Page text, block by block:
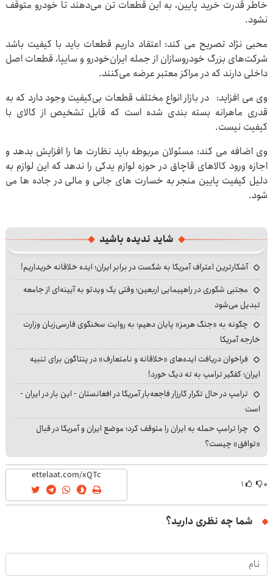
خاطر قدرت خرید پایین، به این قطعات تن می‌دهند تا خودرو متوقف
نشود.
محبی نژاد تصریح می کند: اعتقاد داریم قطعات باید با کیفیت باشد
شرکت‌های بزرگ خودروسازان از جمله ایران‌خودرو و سایپا، قطعات اصل
داخلی دارند که در مراکز معتبر عرضه می‌کنند.
وی می افزاید: در بازار انواع مختلف قطعات بی‌کیفیت وجود دارد که به
قدری ماهرانه بسته بندی شده است که قابل تشخیص از کالای با
کیفیت نیست.
وی اضافه می کند: مسئولان مربوطه باید نظارت ها را افزایش بدهد و
اجازه ورود کالاهای قاچاق در حوزه لوازم یدکی را ندهد که این لوازم به
دلیل کیفیت پایین منجر به خسارت های جانی و مالی در جاده ها می
شود.
شاید ندیده باشید
آشکارترین اعتراف آمریکا به شکست در برابر ایران؛ ایده خلاقانه خریداریم!
مجتبی شکوری در راهپیمایی اربعین؛ وقتی یک ویدئو به آیینه‌ای از جامعه
تبدیل می‌شود
چگونه به «جنگ هرمز» پایان دهیم؛ به روایت سخنگوی فارسی‌زبان وزارت
خارجه آمریکا
فراخوان دریافت ایده‌های «خلاقانه و نامتعارف» در پنتاگون برای تنبیه
ایران؛ کفگیر ترامپ به ته دیگ خورد!
ترامپ در حال تکرار کارزار فاجعه‌بار آمریکا در افغانستان - این بار در ایران -
است
چرا ترامپ حمله به ایران را متوقف کرد؛ موضع ایران و آمریکا در قبال
«توافق» چیست؟
۰ ۱
شما چه نظری دارید؟